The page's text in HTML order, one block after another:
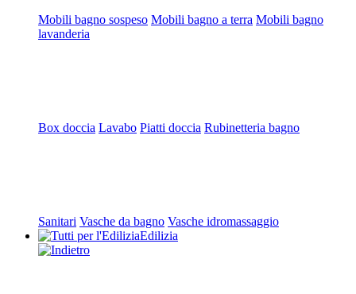
Mobili bagno sospeso Mobili bagno a terra Mobili bagno
lavanderia
Box doccia Lavabo Piatti doccia Rubinetteria bagno
Sanitari Vasche da bagno Vasche idromassaggio
Edilizia